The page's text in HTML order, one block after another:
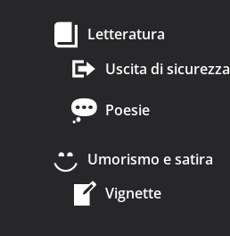
Letteratura
Uscita di sicurezza
Poesie
Umorismo e satira
Vignette